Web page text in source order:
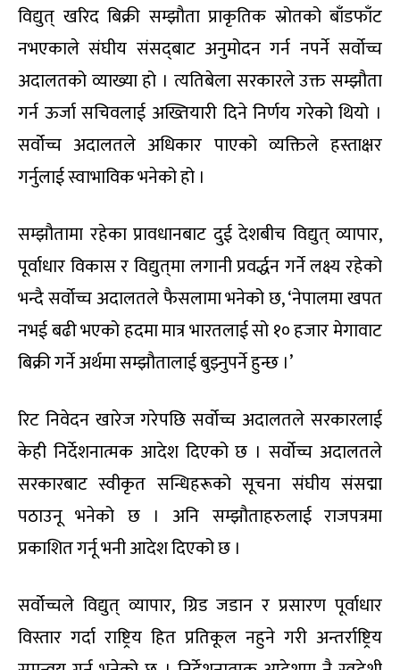
विद्युत् खरिद बिक्री सम्झौता प्राकृतिक स्रोतको बाँडफाँट
नभएकाले संघीय संसद्‌बाट अनुमोदन गर्न नपर्ने सर्वोच्च
अदालतको व्याख्या हो । त्यतिबेला सरकारले उक्त सम्झौता
गर्न ऊर्जा सचिवलाई अख्तियारी दिने निर्णय गरेको थियो ।
सर्वोच्च अदालतले अधिकार पाएको व्यक्तिले हस्ताक्षर
गर्नुलाई स्वाभाविक भनेको हो ।
सम्झौतामा रहेका प्रावधानबाट दुई देशबीच विद्युत् व्यापार,
पूर्वाधार विकास र विद्युत्‌मा लगानी प्रवर्द्धन गर्ने लक्ष्य रहेको
भन्दै सर्वोच्च अदालतले फैसलामा भनेको छ, ‘नेपालमा खपत
नभई बढी भएको हदमा मात्र भारतलाई सो १० हजार मेगावाट
बिक्री गर्ने अर्थमा सम्झौतालाई बुझ्नुपर्ने हुन्छ ।’
रिट निवेदन खारेज गरेपछि सर्वोच्च अदालतले सरकारलाई
केही निर्देशनात्मक आदेश दिएको छ । सर्वोच्च अदालतले
सरकारबाट स्वीकृत सन्धिहरूको सूचना संघीय संसद्मा
पठाउनू भनेको छ । अनि सम्झौताहरुलाई राजपत्रमा
प्रकाशित गर्नू भनी आदेश दिएको छ ।
सर्वोच्चले विद्युत् व्यापार, ग्रिड जडान र प्रसारण पूर्वाधार
विस्तार गर्दा राष्ट्रिय हित प्रतिकूल नहुने गरी अन्तर्राष्ट्रिय